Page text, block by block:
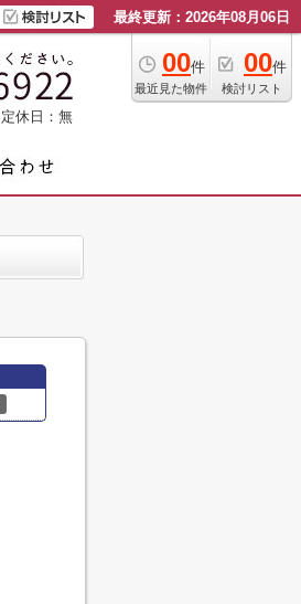
最終更新：2026年08月06日
00件
最近見た物件
00件
検討リスト
定休日：無